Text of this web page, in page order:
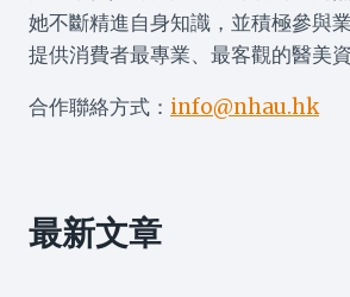
她不斷精進自身知識，並積極參與
提供消費者最專業、最客觀的醫美資
合作聯絡方式： info@nhau.hk
最新文章